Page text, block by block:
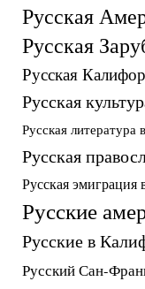
Русская
Русская
Русская
Русская
Русская
Русская
Русская
Русские
Русские в
Русский Сан-